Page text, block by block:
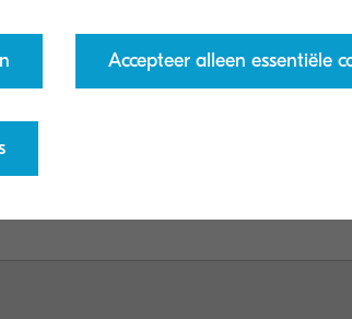
voor alle bedrijven,
inkjet productieprinter, de
Accepteer alleen essentiële